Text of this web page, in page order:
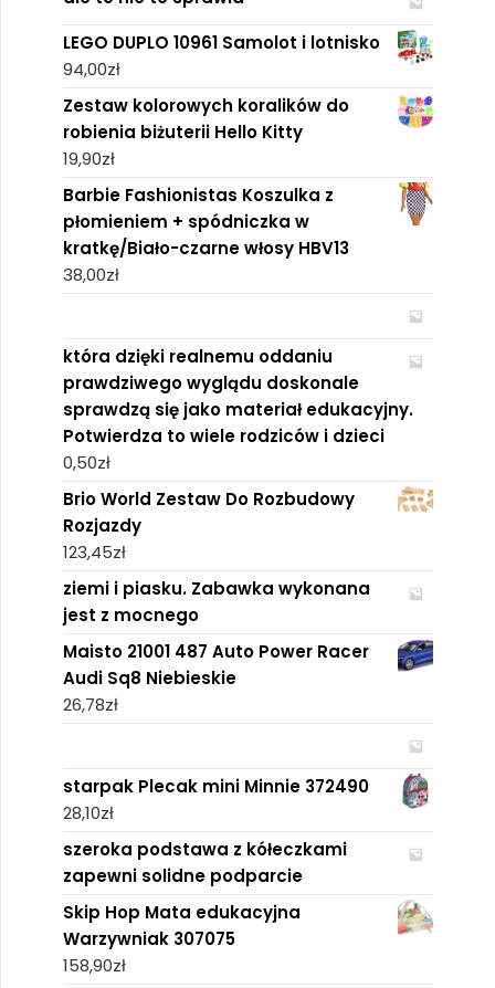
LEGO DUPLO 10961 Samolot i lotnisko
94,00zł
Zestaw kolorowych koralików do
robienia biżuterii Hello Kitty
19,90zł
Barbie Fashionistas Koszulka z
płomieniem + spódniczka w
kratkę/Biało-czarne włosy HBV13
38,00zł
która dzięki realnemu oddaniu
prawdziwego wyglądu doskonale
sprawdzą się jako materiał edukacyjny.
Potwierdza to wiele rodziców i dzieci
0,50zł
Brio World Zestaw Do Rozbudowy
Rozjazdy
123,45zł
ziemi i piasku. Zabawka wykonana
jest z mocnego
Maisto 21001 487 Auto Power Racer
Audi Sq8 Niebieskie
26,78zł
starpak Plecak mini Minnie 372490
28,10zł
szeroka podstawa z kółeczkami
zapewni solidne podparcie
Skip Hop Mata edukacyjna
Warzywniak 307075
158,90zł